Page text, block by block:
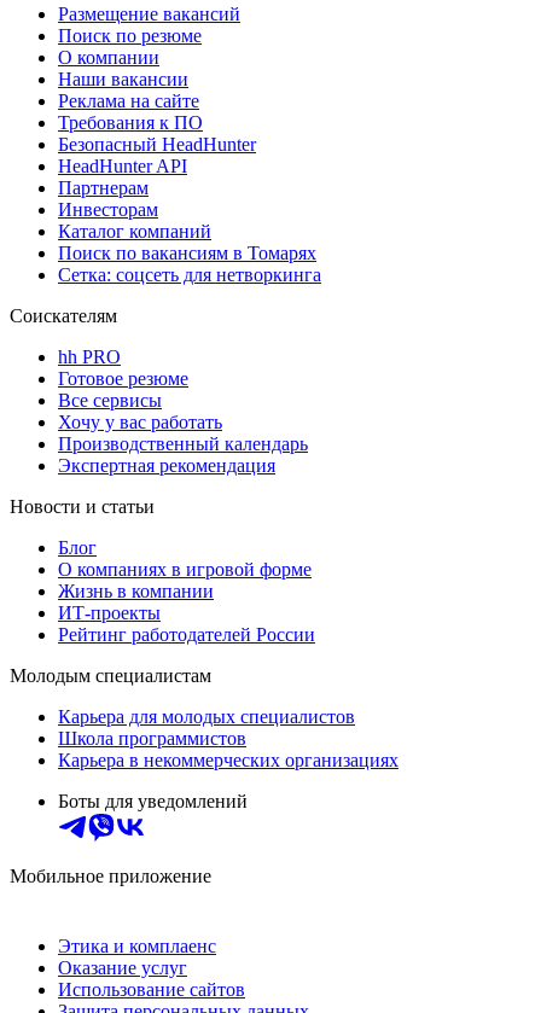
Размещение вакансий
Поиск по резюме
О компании
Наши вакансии
Реклама на сайте
Требования к ПО
Безопасный HeadHunter
HeadHunter API
Партнерам
Инвесторам
Каталог компаний
Поиск по вакансиям в Томарях
Сетка: соцсеть для нетворкинга
Соискателям
hh PRO
Готовое резюме
Все сервисы
Хочу у вас работать
Производственный календарь
Экспертная рекомендация
Новости и статьи
Блог
О компаниях в игровой форме
Жизнь в компании
ИТ-проекты
Рейтинг работодателей России
Молодым специалистам
Карьера для молодых специалистов
Школа программистов
Карьера в некоммерческих организациях
Боты для уведомлений
Мобильное приложение
Этика и комплаенс
Оказание услуг
Использование сайтов